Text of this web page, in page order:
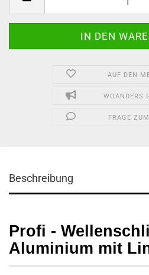
AUF DEN
WOANDERS
FRAGE
Beschreibung
Profi -
Aluminium mit